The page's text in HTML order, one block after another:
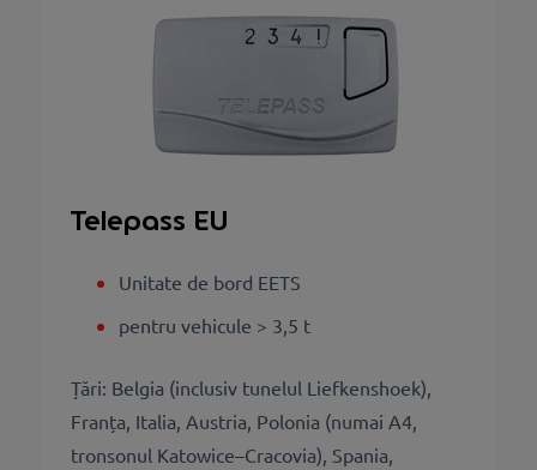
Telepass EU
Unitate de bord EETS
pentru vehicule > 3,5 t
Țări: Belgia (inclusiv tunelul Liefkenshoek),
Franța, Italia, Austria, Polonia (numai A4,
tronsonul Katowice–Cracovia), Spania,